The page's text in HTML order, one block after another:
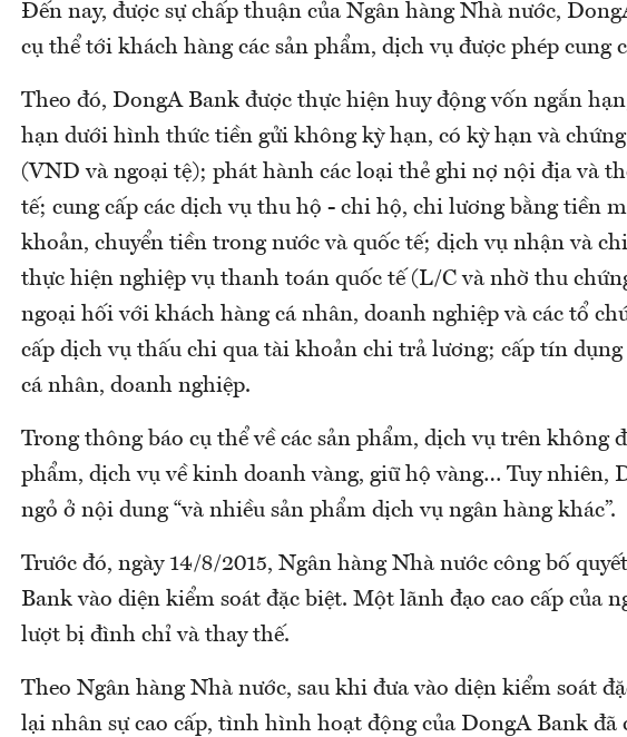
Đến nay, được sự chấp thuận của Ngân hàng Nhà nước,
cụ thể tới khách hàng các sản phẩm, dịch vụ được phép cung
Theo đó, DongA Bank được thực hiện huy động vốn ngắn
hạn dưới hình thức tiền gửi không kỳ hạn, có kỳ hạn và
(VND và ngoại tệ); phát hành các loại thẻ ghi nợ nội địa và
tế; cung cấp các dịch vụ thu hộ - chi hộ, chi lương bằng tiền
khoản, chuyển tiền trong nước và quốc tế; dịch vụ nhận và
thực hiện nghiệp vụ thanh toán quốc tế (L/C và nhờ thu
ngoại hối với khách hàng cá nhân, doanh nghiệp và các tổ
cấp dịch vụ thấu chi qua tài khoản chi trả lương; cấp tín
cá nhân, doanh nghiệp.
Trong thông báo cụ thể về các sản phẩm, dịch vụ trên không
phẩm, dịch vụ về kinh doanh vàng, giữ hộ vàng… Tuy nhiên,
ngỏ ở nội dung “và nhiều sản phẩm dịch vụ ngân hàng khác”.
Trước đó, ngày 14/8/2015, Ngân hàng Nhà nước công bố
Bank vào diện kiểm soát đặc biệt. Một lãnh đạo cao cấp của
lượt bị đình chỉ và thay thế.
Theo Ngân hàng Nhà nước, sau khi đưa vào diện kiểm soát
lại nhân sự cao cấp, tình hình hoạt động của DongA Bank